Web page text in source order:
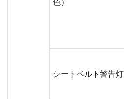
色）
シートベルト警告灯